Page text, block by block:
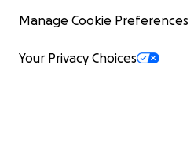
Manage Cookie Preferences
Your Privacy Choices